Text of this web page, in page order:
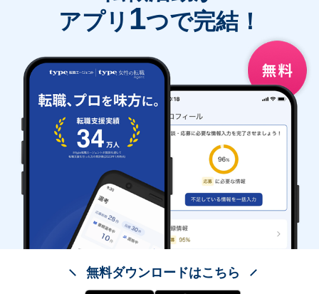
アプリ 1つで完結！
無料ダウンロードはこちら